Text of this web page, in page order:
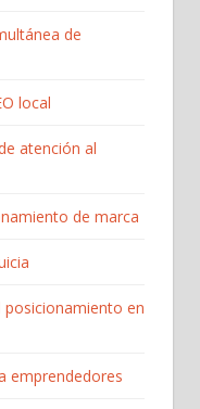
de
local
atención al
de marca
posicionamiento en
emprendedores